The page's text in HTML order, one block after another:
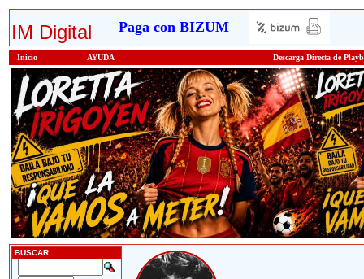
IM Digital Paga con BIZUM
Inicio AYUDA Descarga Directa de
BUSCAR